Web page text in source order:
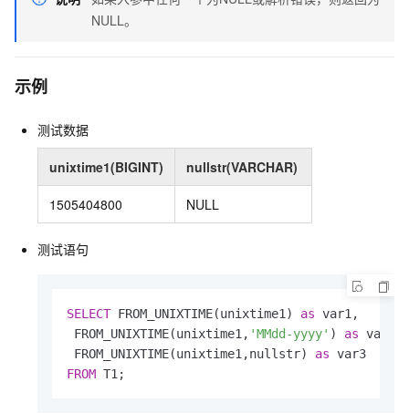
NULL。
示例
测试数据
unixtime1(BIGINT) nullstr(VARCHAR)
1505404800 NULL
测试语句
SELECT FROM_UNIXTIME(unixtime1) as var1,
FROM_UNIXTIME(unixtime1, 'MMdd-yyyy' ) as var2,
FROM_UNIXTIME(unixtime1,nullstr) as
FROM T1;